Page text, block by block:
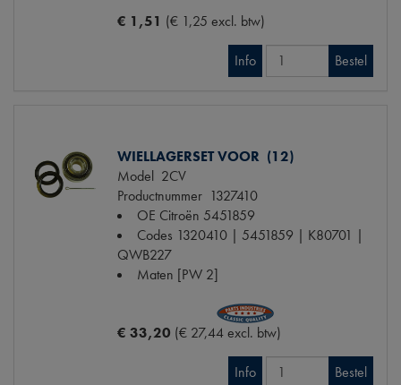
€ 1,51 (€ 1,25 excl. btw)
Info Bestel
WIELLAGERSET VOOR (12)
Model 2CV
Productnummer 1327410
OE Citroën 5451859
Codes 1320410 | 5451859 | K80701 |
QWB227
Maten [PW 2]
€ 33,20 (€ 27,44 excl. btw)
Info Bestel